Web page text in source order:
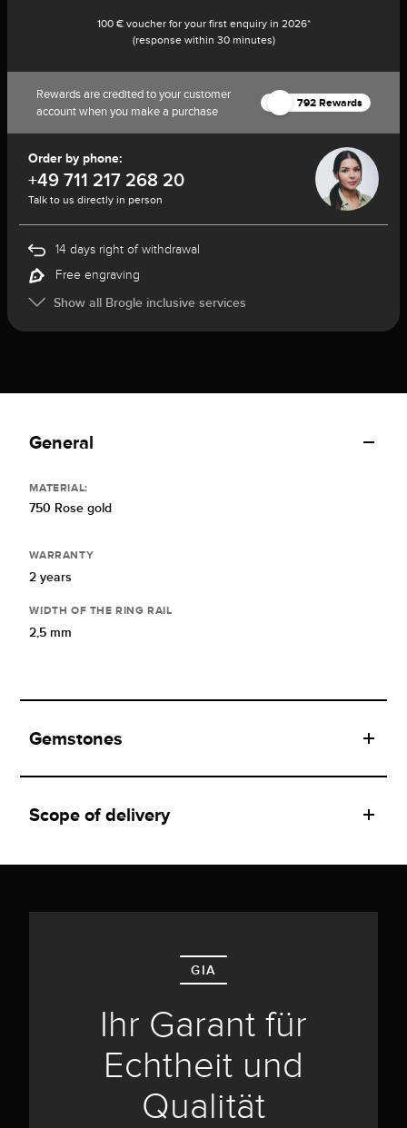
100 € voucher for your first enquiry in 2026*
(response within 30 minutes)
Rewards are credited to your customer
account when you make a purchase
792 Rewards
Order by phone:
+49 711 217 268 20
Talk to us directly in person
14 days right of withdrawal
Free engraving
Show all Brogle inclusive services
General
MATERIAL:
750 Rose gold
WARRANTY
2 years
WIDTH OF THE RING RAIL
2,5 mm
Gemstones
Scope of delivery
GIA
Ihr Garant für
Echtheit und
Qualität